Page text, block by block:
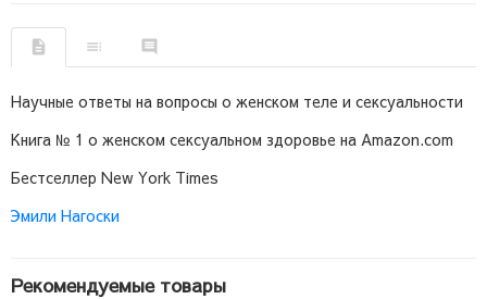
Научные ответы на вопросы о женском теле и сексуальности
Книга № 1 о женском сексуальном здоровье на Amazon.com
Бестселлер New York Times
Эмили Нагоски
Рекомендуемые товары